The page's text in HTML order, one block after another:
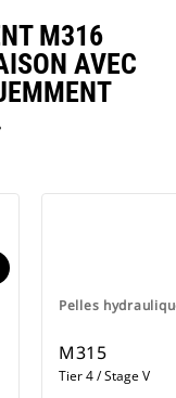
M316
AVEC
Pelles
M315
Tier 4 / Stage V